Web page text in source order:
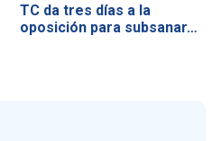
TC da tres días a la
oposición para subsanar…